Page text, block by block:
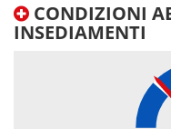
CONDIZIONI
INSEDIAMENTI